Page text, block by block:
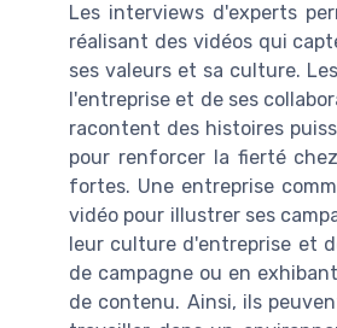
Les interviews d'experts
réalisant des vidéos qui
ses valeurs et sa culture.
l'entreprise et de ses
racontent des histoires
pour renforcer la fierté
fortes. Une entreprise
vidéo pour illustrer ses
leur culture d'entreprise et
de campagne ou en
de contenu. Ainsi, ils